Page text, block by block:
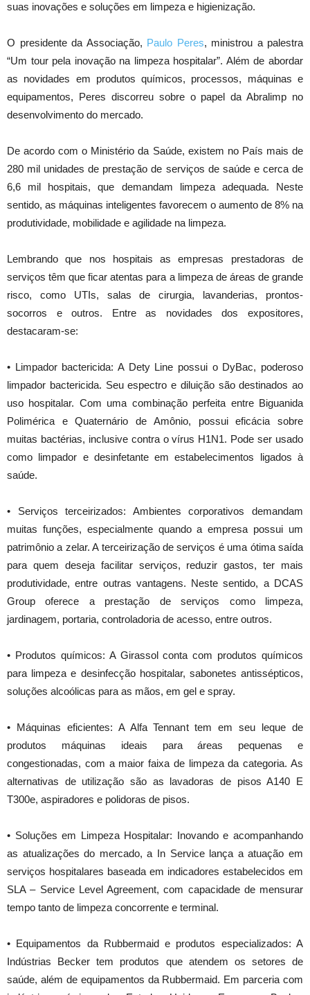
suas inovações e soluções em limpeza e higienização.
O presidente da Associação, Paulo Peres, ministrou a palestra
“Um tour pela inovação na limpeza hospitalar”. Além de abordar
as novidades em produtos químicos, processos, máquinas e
equipamentos, Peres discorreu sobre o papel da Abralimp no
desenvolvimento do mercado.
De acordo com o Ministério da Saúde, existem no País mais de
280 mil unidades de prestação de serviços de saúde e cerca de
6,6 mil hospitais, que demandam limpeza adequada. Neste
sentido, as máquinas inteligentes favorecem o aumento de 8% na
produtividade, mobilidade e agilidade na limpeza.
Lembrando que nos hospitais as empresas prestadoras de
serviços têm que ficar atentas para a limpeza de áreas de grande
risco, como UTIs, salas de cirurgia, lavanderias, prontos-
socorros e outros. Entre as novidades dos expositores,
destacaram-se:
• Limpador bactericida: A Dety Line possui o DyBac, poderoso
limpador bactericida. Seu espectro e diluição são destinados ao
uso hospitalar. Com uma combinação perfeita entre Biguanida
Polimérica e Quaternário de Amônio, possui eficácia sobre
muitas bactérias, inclusive contra o vírus H1N1. Pode ser usado
como limpador e desinfetante em estabelecimentos ligados à
saúde.
• Serviços terceirizados: Ambientes corporativos demandam
muitas funções, especialmente quando a empresa possui um
patrimônio a zelar. A terceirização de serviços é uma ótima saída
para quem deseja facilitar serviços, reduzir gastos, ter mais
produtividade, entre outras vantagens. Neste sentido, a DCAS
Group oferece a prestação de serviços como limpeza,
jardinagem, portaria, controladoria de acesso, entre outros.
• Produtos químicos: A Girassol conta com produtos químicos
para limpeza e desinfecção hospitalar, sabonetes antissépticos,
soluções alcoólicas para as mãos, em gel e spray.
• Máquinas eficientes: A Alfa Tennant tem em seu leque de
produtos máquinas ideais para áreas pequenas e
congestionadas, com a maior faixa de limpeza da categoria. As
alternativas de utilização são as lavadoras de pisos A140 E
T300e, aspiradores e polidoras de pisos.
• Soluções em Limpeza Hospitalar: Inovando e acompanhando
as atualizações do mercado, a In Service lança a atuação em
serviços hospitalares baseada em indicadores estabelecidos em
SLA – Service Level Agreement, com capacidade de mensurar
tempo tanto de limpeza concorrente e terminal.
• Equipamentos da Rubbermaid e produtos especializados: A
Indústrias Becker tem produtos que atendem os setores de
saúde, além de equipamentos da Rubbermaid. Em parceria com